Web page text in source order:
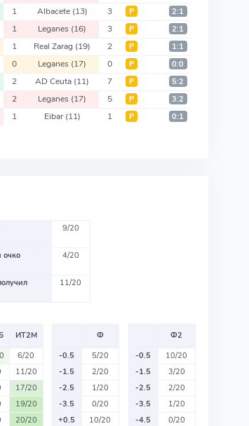
1 Albacete (13) 3 Р 2:1
1 Leganes (16) 3 Р 2:1
1 Real Zarag (19) 2 Р 1:1
0 Leganes (17) 0 Р 0:0
2 AD Ceuta (11) 7 Р 5:2
2 Leganes (17) 5 Р 3:2
1 Eibar(11) 1 Р 0:1
9/20
очко
4/20
11/20
ИТ2М
6/20
11/20
17/20
19/20
20/20
Ф
-0.5
5/20
-1.5
2/20
-2.5
1/20
-3.5
0/20
+0.5
10/20
Ф2
-0.5
10/20
-1.5
3/20
-2.5
2/20
-3.5
1/20
-4.5
0/20